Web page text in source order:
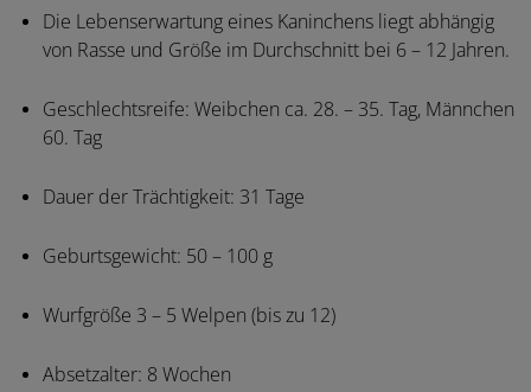
Die Lebenserwartung eines Kaninchens liegt abhängig
von Rasse und Größe im Durchschnitt bei 6 – 12 Jahren.
Geschlechtsreife: Weibchen ca. 28. – 35. Tag, Männchen
60. Tag
Dauer der Trächtigkeit: 31 Tage
Geburtsgewicht: 50 – 100 g
Wurfgröße 3 – 5 Welpen (bis zu 12)
Absetzalter: 8 Wochen